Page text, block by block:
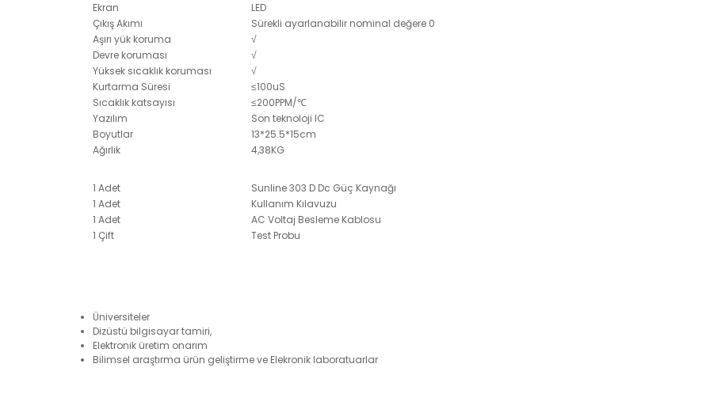
Ekran
LED
Çıkış Akımı
Sürekli ayarlanabilir nominal değere 0
Aşırı yük koruma
√
Devre koruması
√
Yüksek sıcaklık koruması
√
Kurtarma Süresi
≤100uS
Sıcaklık katsayısı
≤200PPM/℃
Yazılım
Son teknoloji IC
Boyutlar
13*25.5*15cm
Ağırlık
4,38KG
1 Adet
Sunline 303 D Dc Güç Kaynağı
1 Adet
Kullanım Kılavuzu
1 Adet
AC Voltaj Besleme Kablosu
1 Çift
Test Probu
Üniversiteler
Dizüstü bilgisayar tamiri,
Elektronik üretim onarım
Bilimsel araştırma ürün geliştirme ve Elekronik laboratuarlar